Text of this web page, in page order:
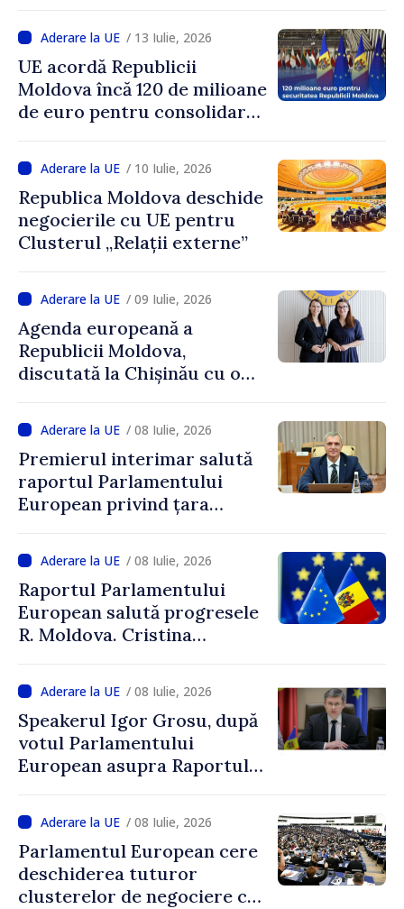
/ 13 Iulie, 2026
UE acordă Republicii
Moldova încă 120 de milioane
de euro pentru consolidarea
țara noastră prin EFP ajunge
la 317 milioane de euro
/ 10 Iulie, 2026
Republica Moldova deschide
negocierile cu UE pentru
Clusterul „Relații externe”
/ 09 Iulie, 2026
Agenda europeană a
Republicii Moldova,
discutată la Chișinău cu o
/ 08 Iulie, 2026
Premierul interimar salută
raportul Parlamentului
European privind țara
al Republicii Moldova
reprezintă o prioritate
strategică”
/ 08 Iulie, 2026
Raportul Parlamentului
European salută progresele
R. Moldova. Cristina
muncim pentru ca R.
Moldova să devină stat
membru al UE”
/ 08 Iulie, 2026
Speakerul Igor Grosu, după
votul Parlamentului
European asupra Raportului
„Moldova merge înainte. Pas
cu pas, tot mai aproape de
Uniunea Europeană”
/ 08 Iulie, 2026
Parlamentul European cere
deschiderea tuturor
clusterelor de negociere cu